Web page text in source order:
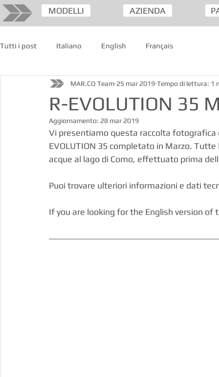
MODELLI AZIENDA
Tutti i post Italiano English Français
R-EVOLUTION 35
MAR.CO Team 25 mar 2019 Tempo di lettura: 1
Aggiornamento: 28 mar 2019
Vi presentiamo questa raccolta fotografica
EVOLUTION 35 completato in Marzo.
acque al lago di Como, effettuato prima
Puoi trovare ulteriori informazioni e dati
If you are looking for the English version of